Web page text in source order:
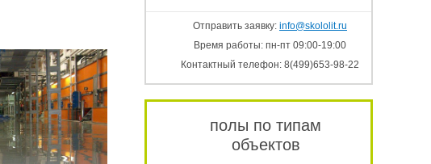
Отправить заявку: info@skololit.ru
Время работы: пн-пт 09:00-19:00
Контактный телефон: 8(499)653-98-22
полы по типам
объектов